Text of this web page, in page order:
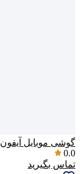
گوشی موبایل آیفون 14 پلاس ظرفیت 512 گیگ
0.0
تماس بگیرید